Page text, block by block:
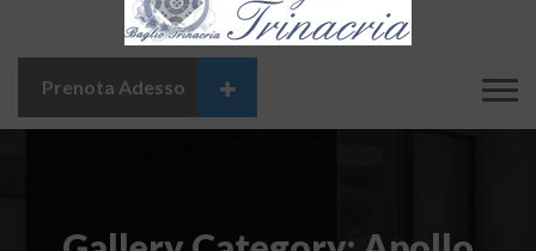
Prenota Adesso